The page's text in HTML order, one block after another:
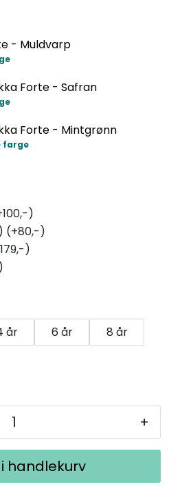
- Muldvarp
Forte - Safran
Forte - Mintgrønn
farge
)
(+80,-)
)
år 6 år
8 år
+
handlekurv